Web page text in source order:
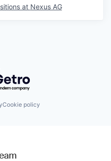
at Nexus AG
by Getro.com
Cookie policy